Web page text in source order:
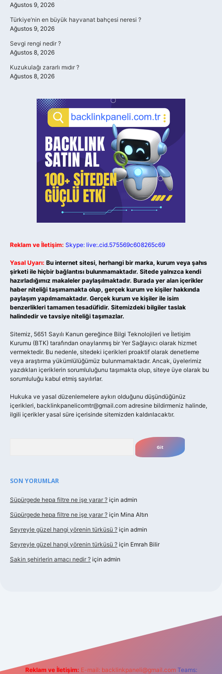
Ağustos 9, 2026
Türkiye’nin en büyük hayvanat bahçesi neresi ?
Ağustos 9, 2026
Sevgi rengi nedir ?
Ağustos 8, 2026
Kuzukulağı zararlı mıdır ?
Ağustos 8, 2026
Reklam ve İletişim: Skype: live:.cid.575569c608265c69
Yasal Uyarı: Bu internet sitesi, herhangi bir marka, kurum veya şahıs
şirketi ile hiçbir bağlantısı bulunmamaktadır. Sitede yalnızca kendi
hazırladığımız makaleler paylaşılmaktadır. Burada yer alan içerikler
haber niteliği taşımamakta olup, gerçek kurum ve kişiler hakkında
paylaşım yapılmamaktadır. Gerçek kurum ve kişiler ile isim
benzerlikleri tamamen tesadüfidir. Sitemizdeki bilgiler taslak
halindedir ve tavsiye niteliği taşımazlar.
Sitemiz, 5651 Sayılı Kanun gereğince Bilgi Teknolojileri ve İletişim
Kurumu (BTK) tarafından onaylanmış bir Yer Sağlayıcı olarak hizmet
vermektedir. Bu nedenle, sitedeki içerikleri proaktif olarak denetleme
veya araştırma yükümlülüğümüz bulunmamaktadır. Ancak, üyelerimiz
yazdıkları içeriklerin sorumluluğunu taşımakta olup, siteye üye olarak bu
sorumluluğu kabul etmiş sayılırlar.
Hukuka ve yasal düzenlemelere aykırı olduğunu düşündüğünüz
içerikleri, backlinkpanelicomtr@gmail.com adresine bildirmeniz halinde,
ilgili içerikler yasal süre içerisinde sitemizden kaldırılacaktır.
SON YORUMLAR
Süpürgede hepa filtre ne işe yarar ? için admin
Süpürgede hepa filtre ne işe yarar ? için Mina Altın
Seyreyle güzel hangi yörenin türküsü ? için admin
Seyreyle güzel hangi yörenin türküsü ? için Emrah Bilir
Sakin şehirlerin amacı nedir ? için admin
Reklam ve İletişim: E-mail: backlinkpaneli@gmail.com Teams: